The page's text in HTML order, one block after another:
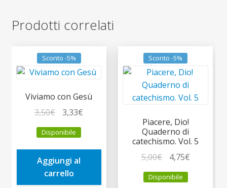
Prodotti correlati
Sconto -5%
Viviamo con Gesù
3,50€
prezzo
originale
era:
3,50€.
3,33€
è:
Disponibile
Aggiungi al
carrello
Sconto -5%
Piacere, Dio!
Quaderno di
catechismo. Vol. 5
5,00€
prezzo
originale
4,75€Il
Disponibile